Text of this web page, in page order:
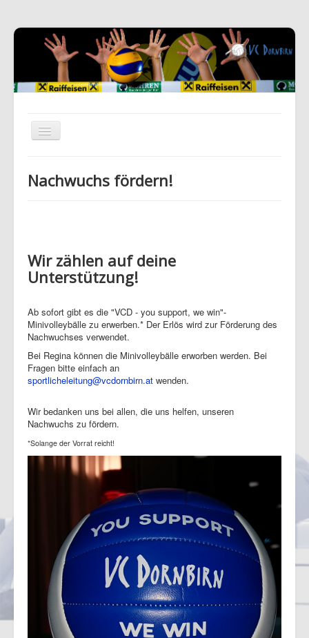
Nachwuchs fördern!
Wir zählen auf deine
Unterstützung!
Ab sofort gibt es die "VCD - you support, we win"-
Minivolleybälle zu erwerben.* Der Erlös wird zur Förderung des
Nachwuchses verwendet.
Bei Regina können die Minivolleybälle erworben werden. Bei
Fragen bitte einfach an
sportlicheleitung@vcdornbirn.at wenden.
Wir bedanken uns bei allen, die uns helfen, unseren
Nachwuchs zu fördern.
*Solange der Vorrat reicht!